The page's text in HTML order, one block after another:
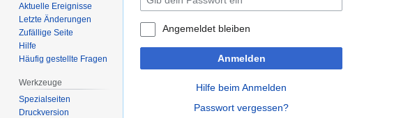
Angemeldet bleiben
Anmelden
Hilfe beim Anmelden
Passwort vergessen?
Aktuelle Ereignisse
Letzte Änderungen
Zufällige Seite
Hilfe
Häufig gestellte Fragen
Werkzeuge
Spezialseiten
Druckversion